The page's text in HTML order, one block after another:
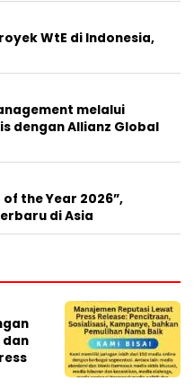
WtE di Indonesia,
melalui
dengan Allianz Global
the Year 2026”,
di Asia
dan